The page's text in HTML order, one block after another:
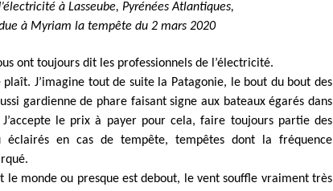
à Lasseube, Pyrénées Atlantiques,
à Myriam la tempête du 2 mars 2020
ont toujours dit les professionnels de l’électricité.
J’imagine tout de suite la Patagonie, le bout du bout des
gardienne de phare faisant signe aux bateaux égarés dans
le prix à payer pour cela, faire toujours partie des
en cas de tempête, tempêtes dont la fréquence
le monde ou presque est debout, le vent souffle vraiment très